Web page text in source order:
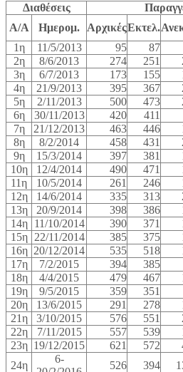
Διαθέσεις
Α/Α
Ημερομ. ΑρχικέςΕκτελ.
1η
11/5/2013 95 87
2η
8/6/2013 274 251
3η
6/7/2013 173 155
4η
21/9/2013 395 367
5η
2/11/2013 500 473
6η
30/11/2013 420 411
7η
21/12/2013 463 446
8η
8/2/2014 458 431
9η
15/3/2014 397 381
10η
12/4/2014 490 471
11η
10/5/2014 261 246
12η
14/6/2014 335 313
13η
20/9/2014 398 386
14η
11/10/2014 390 371
15η
22/11/2014 385 375
16η 20/12/2014 535 518
17η
7/2/2015 394 385
18η
4/4/2015 479 467
19η
9/5/2015 359 351
20η
13/6/2015 291 278
21η
3/10/2015 576 551
22η
7/11/2015 557 539
23η 19/12/2015 621 572
24η
6-
526 394